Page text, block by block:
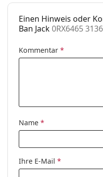
die Anleitung.
Reinigungstuch: Ja
Sex:
Unisex
Code:
Einen Hinweis oder
Ban Jack0RX6465
Kommentar *
Name *
Ihre E-Mail *